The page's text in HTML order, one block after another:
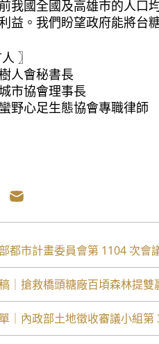
我國全國及高雄市的人口
益。我們盼望政府能將台
〗
人會秘書長
市協會理事長
野心足生態協會專職律師
都市計畫委員會第 1104 次會
｜搶救橋頭糖廠百頃森林提雙
｜內政部土地徵收審議小組第